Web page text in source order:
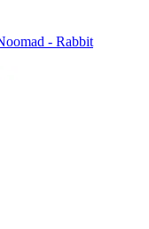
- Rabbit